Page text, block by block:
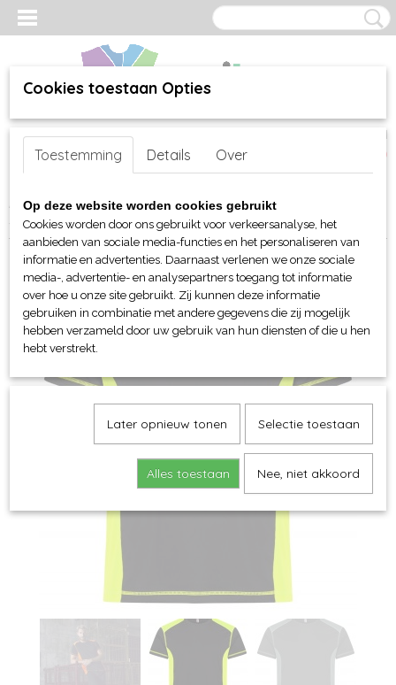
Inloggen Registreren
(0)
Home >webshop>Per merk >Clique >Voor hem en unisex
Shirts> Clique Ambition T-shirt heren
Cookies toestaan Opties
Toestemming Details Over
Op deze website worden cookies gebruikt
Cookies worden door ons gebruikt voor verkeersanalyse, het
aanbieden van sociale media-functies en het personaliseren van
informatie en advertenties. Daarnaast verlenen we onze sociale
media-, advertentie- en analysepartners toegang tot informatie
over hoe u onze site gebruikt. Zij kunnen deze informatie
gebruiken in combinatie met andere gegevens die zij mogelijk
hebben verzameld door uw gebruik van hun diensten of die u hen
hebt verstrekt.
Later opnieuw tonen Selectie toestaan
Alles toestaan Nee, niet akkoord